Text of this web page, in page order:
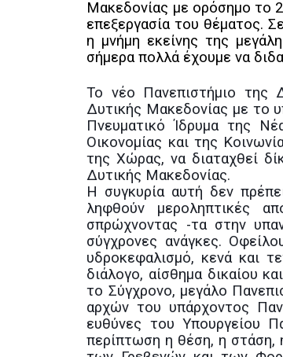
Μακεδονίας με ορόσημο το
επεξεργασία του θέματος.
η μνήμη εκείνης της
σήμερα πολλά έχουμε να
Το νέο Πανεπιστήμιο της
Δυτικής Μακεδονίας με το
Πνευματικό Ίδρυμα της
Οικονομίας και της
της Χώρας, να διαταχθεί
Δυτικής Μακεδονίας.
Η συγκυρία αυτή δεν
ληφθούν μεροληπτικές
σπρώχνοντας -τα στην
σύγχρονες ανάγκες.
υδροκεφαλισμό, κενά και
διάλογο, αίσθημα δικαίου
το Σύγχρονο, μεγάλο
αρχών του υπάρχοντος
ευθύνες του Υπουργείου
περίπτωση η θέση, η στάση,